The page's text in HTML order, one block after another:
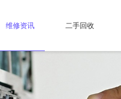
维修资讯 二手回收